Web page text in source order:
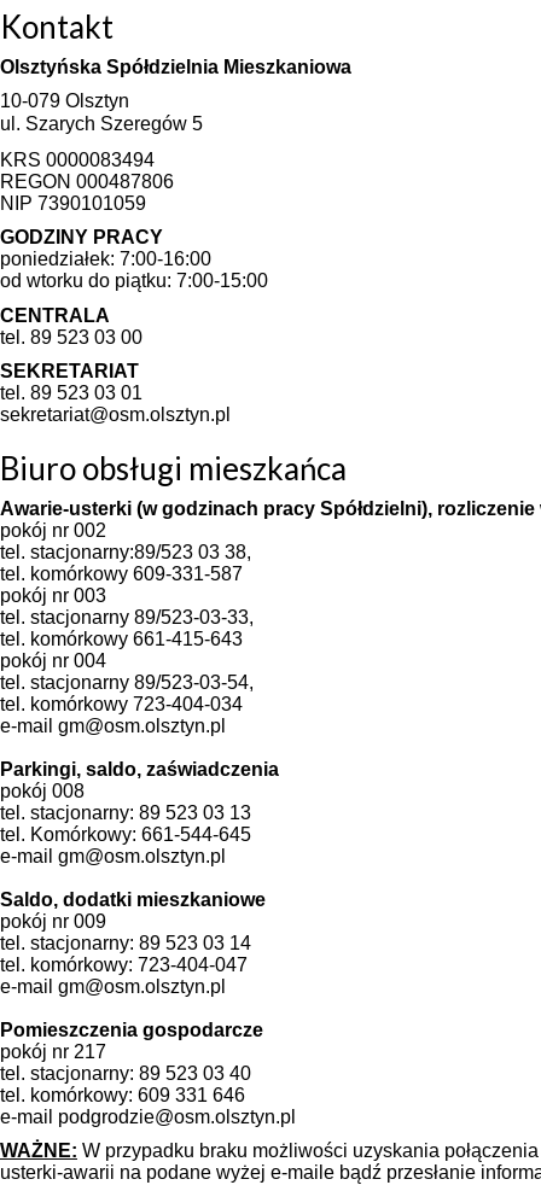
Kontakt
Olsztyńska Spółdzielnia Mieszkaniowa
10-079 Olsztyn
ul. Szarych Szeregów 5
KRS 0000083494
REGON 000487806
NIP 7390101059
GODZINY PRACY
poniedziałek: 7:00-16:00
od wtorku do piątku: 7:00-15:00
CENTRALA
tel. 89 523 03 00
SEKRETARIAT
tel. 89 523 03 01
sekretariat@osm.olsztyn.pl
Biuro obsługi mieszkańca
Awarie-usterki (w godzinach pracy Spółdzielni), rozliczenie
pokój nr 002
tel. stacjonarny:89/523 03 38,
tel. komórkowy 609-331-587
pokój nr 003
tel. stacjonarny 89/523-03-33,
tel. komórkowy 661-415-643
pokój nr 004
tel. stacjonarny 89/523-03-54,
tel. komórkowy 723-404-034
e-mail gm@osm.olsztyn.pl
Parkingi, saldo, zaświadczenia
pokój 008
tel. stacjonarny: 89 523 03 13
tel. Komórkowy: 661-544-645
e-mail gm@osm.olsztyn.pl
Saldo, dodatki mieszkaniowe
pokój nr 009
tel. stacjonarny: 89 523 03 14
tel. komórkowy: 723-404-047
e-mail gm@osm.olsztyn.pl
Pomieszczenia gospodarcze
pokój nr 217
tel. stacjonarny: 89 523 03 40
tel. komórkowy: 609 331 646
e-mail podgrodzie@osm.olsztyn.pl
WAŻNE: W przypadku braku możliwości uzyskania
usterki-awarii na podane wyżej e-maile bądź przesłanie